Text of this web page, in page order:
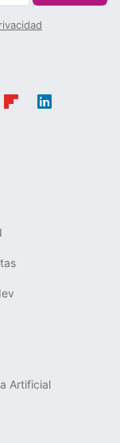
Artificial